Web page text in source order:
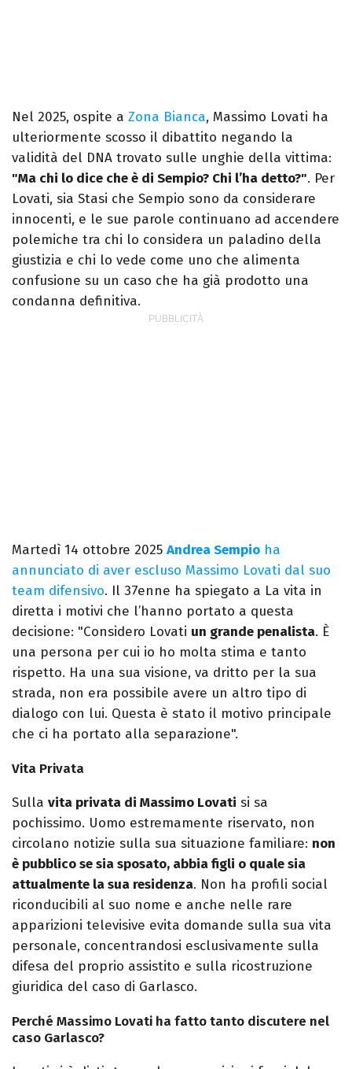
Nel 2025, ospite a Zona Bianca, Massimo Lovati ha
ulteriormente scosso il dibattito negando la
validità del DNA trovato sulle unghie della vittima:
"Ma chi lo dice che è di Sempio? Chi l’ha detto?". Per
Lovati, sia Stasi che Sempio sono da considerare
innocenti, e le sue parole continuano ad accendere
polemiche tra chi lo considera un paladino della
giustizia e chi lo vede come uno che alimenta
confusione su un caso che ha già prodotto una
condanna definitiva.
Martedì 14 ottobre 2025 Andrea Sempio ha
annunciato di aver escluso Massimo Lovati dal suo
team difensivo. Il 37enne ha spiegato a La vita in
diretta i motivi che l’hanno portato a questa
decisione: "Considero Lovati un grande penalista. È
una persona per cui io ho molta stima e tanto
rispetto. Ha una sua visione, va dritto per la sua
strada, non era possibile avere un altro tipo di
dialogo con lui. Questa è stato il motivo principale
che ci ha portato alla separazione".
Vita Privata
Sulla vita privata di Massimo Lovati si sa
pochissimo. Uomo estremamente riservato, non
circolano notizie sulla sua situazione familiare: non
è pubblico se sia sposato, abbia figli o quale sia
attualmente la sua residenza. Non ha profili social
riconducibili al suo nome e anche nelle rare
apparizioni televisive evita domande sulla sua vita
personale, concentrandosi esclusivamente sulla
difesa del proprio assistito e sulla ricostruzione
giuridica del caso di Garlasco.
Perché Massimo Lovati ha fatto tanto discutere nel
caso Garlasco?